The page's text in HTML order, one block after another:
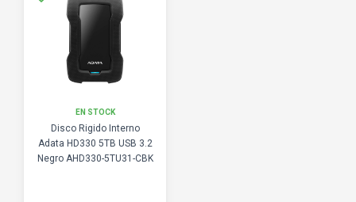
EN STOCK
Disco Rigido Interno
Adata HD330 5TB USB 3.2
Negro AHD330-5TU31-CBK